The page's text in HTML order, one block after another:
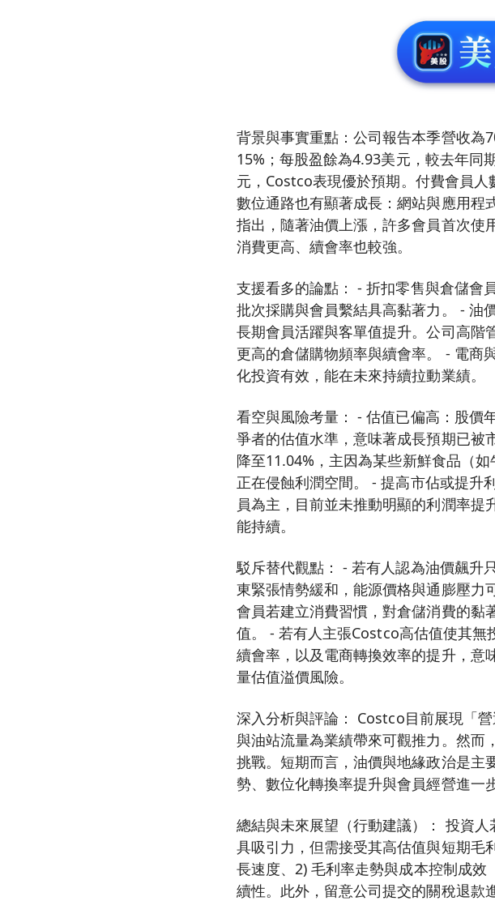
背景與事實重點：公司報告本季營收為
15%；每股盈餘為4.93美元，較去年同
元，Costco表現優於預期。付費會員人
數位通路也有顯著成長：網站與應用程
指出，隨著油價上漲，許多會員首次使
消費更高、續會率也較強。
支援看多的論點： - 折扣零售與倉儲會
批次採購與會員繫結具高黏著力。 - 油
長期會員活躍與客單值提升。公司高階
更高的倉儲購物頻率與續會率。 - 電商
化投資有效，能在未來持續拉動業績。
看空與風險考量： - 估值已偏高：股價
爭者的估值水準，意味著成長預期已被
降至11.04%，主因為某些新鮮食品（
正在侵蝕利潤空間。 - 提高市佔或提升
員為主，目前並未推動明顯的利潤率
能持續。
駁斥替代觀點： - 若有人認為油價飆升
東緊張情勢緩和，能源價格與通膨壓力
會員若建立消費習慣，對倉儲消費的黏
值。 - 若有人主張Costco高估值使其無
續會率，以及電商轉換效率的提升，意
量估值溢價風險。
深入分析與評論： Costco目前展現「
與油站流量為業績帶來可觀推力。然而
挑戰。短期而言，油價與地緣政治是主
勢、數位化轉換率提升與會員經營進一
總結與未來展望（行動建議）： 投資
具吸引力，但需接受其高估值與短期毛
長速度、2) 毛利率走勢與成本控制成
續性。此外，留意公司提交的關稅退款